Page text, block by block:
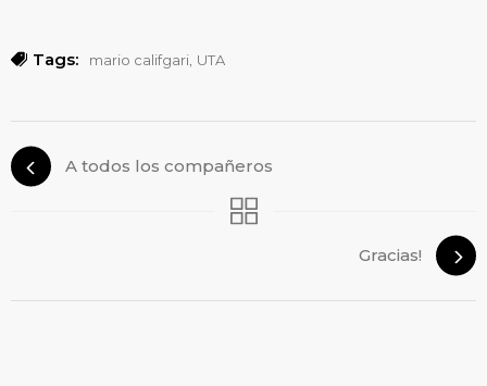
Tags: mario califgari, UTA
A todos los compañeros
Gracias!